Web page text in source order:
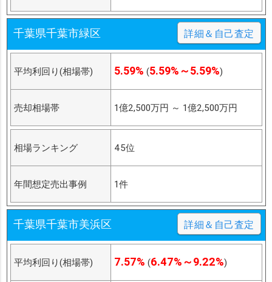
千葉県千葉市緑区 詳細＆自己査定
平均利回り(相場帯) 5.59% (5.59%～5.59%)
売却相場帯 1億2,500万円 ～ 1億2,500万円
相場ランキング 45位
年間想定売出事例 1件
千葉県千葉市美浜区 詳細＆自己査定
平均利回り(相場帯) 7.57% (6.47%～9.22%)